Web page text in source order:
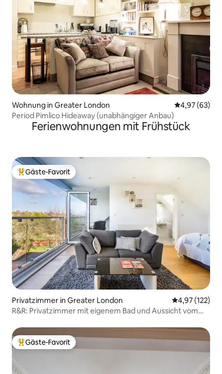
Wohnung in Greater London
4,97 (63)
Period Pimlico Hideaway (unabhängiger Anbau)
Ferienwohnungen mit Frühstück
Beliebter Gäste-Favorit.
Gäste-Favorit
Privatzimmer in Greater London
4,97 (122)
R&R: Privatzimmer mit eigenem Bad und Aussicht vom
Beliebter Gäste-Favorit.
Gäste-Favorit